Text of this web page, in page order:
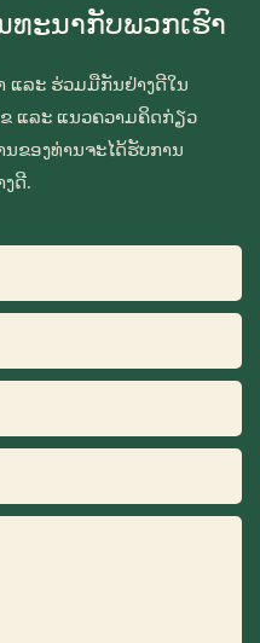
ະນາກັບພວກເຮົາ
ແລະ ຮ່ວມມືກັນຢ່າງດີໃນ
ແລະ ແນວຄວາມຄິດກ່ຽວ
ນຂອງທ່ານຈະໄດ້ຮັບການ
ດີ.